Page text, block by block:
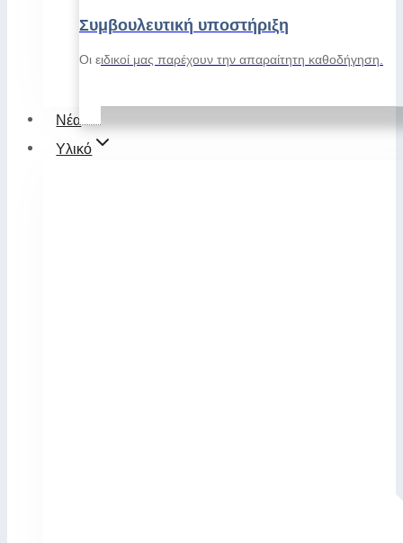
Συμβουλευτική υποστήριξη
Οι ειδικοί μας παρέχουν την απαραίτητη καθοδήγηση.
Νέα
Υλικό